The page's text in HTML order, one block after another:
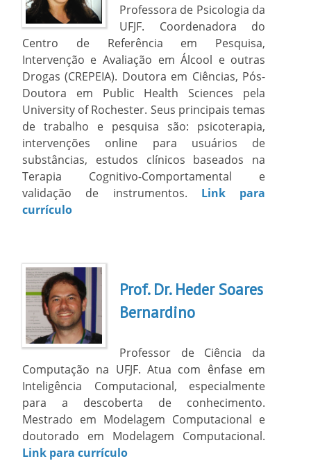
Professora de Psicologia da
UFJF. Coordenadora do
Centro de Referência em Pesquisa,
Intervenção e Avaliação em Álcool e outras
Drogas (CREPEIA). Doutora em Ciências, Pós-
Doutora em Public Health Sciences pela
University of Rochester. Seus principais temas
de trabalho e pesquisa são: psicoterapia,
intervenções online para usuários de
substâncias, estudos clínicos baseados na
Terapia Cognitivo-Comportamental e
validação de instrumentos. Link para
currículo
Prof. Dr. Heder Soares
Bernardino
Professor de Ciência da
Computação na UFJF. Atua com ênfase em
Inteligência Computacional, especialmente
para a descoberta de conhecimento.
Mestrado em Modelagem Computacional e
doutorado em Modelagem Computacional.
Link para currículo